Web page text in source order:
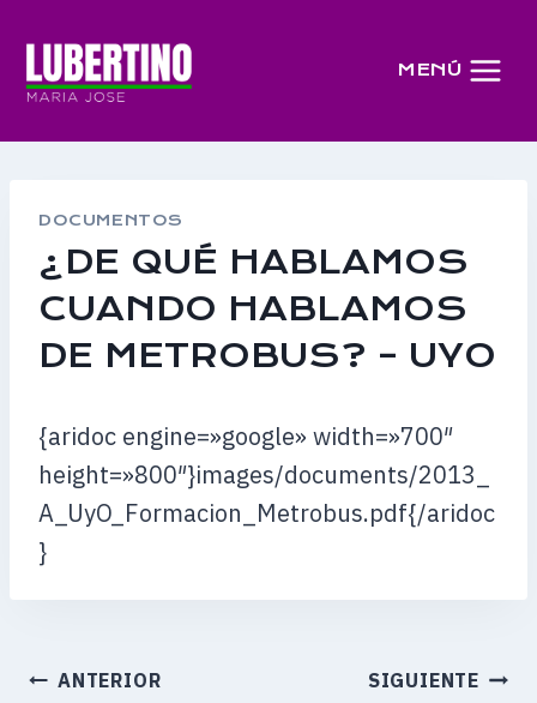
contenido
MENÚ
DOCUMENTOS
¿DE QUÉ HABLAMOS
CUANDO HABLAMOS
DE METROBUS? – UYO
{aridoc engine=»google» width=»700″
height=»800″}images/documents/2013_
A_UyO_Formacion_Metrobus.pdf{/aridoc
}
ANTERIOR SIGUIENTE